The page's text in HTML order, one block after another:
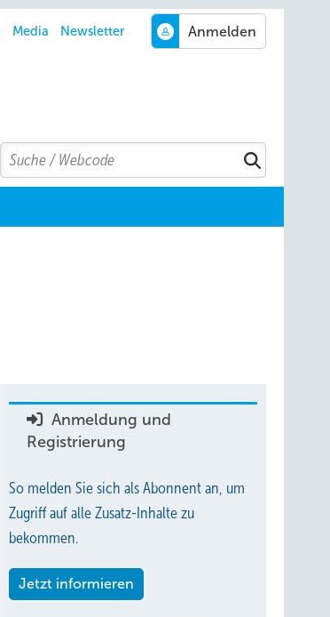
Media Newsletter
Search
Suchen
Anmeldung und
Registrierung
So melden Sie sich als Abonnent an, um
Zugriff auf alle Zusatz-Inhalte zu
bekommen.
Jetzt informieren